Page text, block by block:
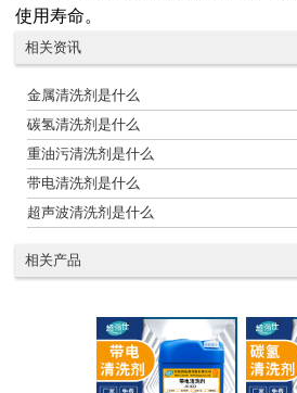
使用寿命。
相关资讯
金属清洗剂是什么
碳氢清洗剂是什么
重油污清洗剂是什么
带电清洗剂是什么
超声波清洗剂是什么
相关产品